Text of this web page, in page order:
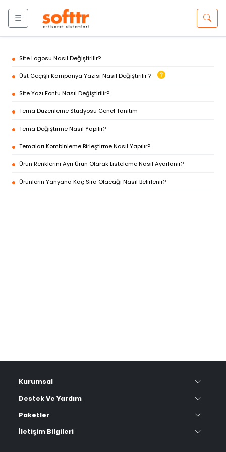
☰
Site Logosu Nasıl Değiştirilir?
Üst Geçişli Kampanya Yazısı Nasıl Değiştirilir ?
Site Yazı Fontu Nasıl Değiştirilir?
Tema Düzenleme Stüdyosu Genel Tanıtım
Tema Değiştirme Nasıl Yapılır?
Temaları Kombinleme Birleştirme Nasıl Yapılır?
Ürün Renklerini Ayrı Ürün Olarak Listeleme Nasıl Ayarlanır?
Ürünlerin Yanyana Kaç Sıra Olacağı Nasıl Belirlenir?
Kurumsal
Destek Ve Yardım
Paketler
İletişim Bilgileri